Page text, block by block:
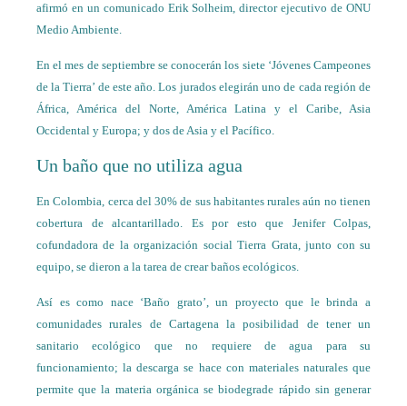
afirmó en un comunicado Erik Solheim, director ejecutivo de ONU
Medio Ambiente.
En el mes de septiembre se conocerán los siete ‘Jóvenes Campeones
de la Tierra’ de este año. Los jurados elegirán uno de cada región de
África, América del Norte, América Latina y el Caribe, Asia
Occidental y Europa; y dos de Asia y el Pacífico.
Un baño que no utiliza agua
En Colombia, cerca del 30% de sus habitantes rurales aún no tienen
cobertura de alcantarillado. Es por esto que Jenifer Colpas,
cofundadora de la organización social Tierra Grata, junto con su
equipo, se dieron a la tarea de crear baños ecológicos.
Así es como nace ‘Baño grato’, un proyecto que le brinda a
comunidades rurales de Cartagena la posibilidad de tener un
sanitario ecológico que no requiere de agua para su
funcionamiento; la descarga se hace con materiales naturales que
permite que la materia orgánica se biodegrade rápido sin generar